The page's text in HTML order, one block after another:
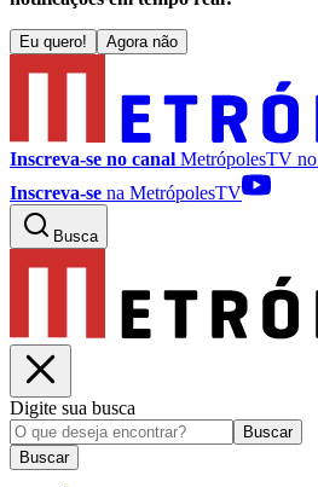
Eu quero! Agora não
Inscreva-se no canal MetrópolesTV no
Inscreva-se na MetrópolesTV
Busca
Digite sua busca
Buscar
Buscar